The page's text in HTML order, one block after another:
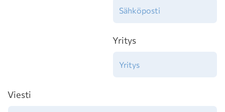
Yritys
Viesti